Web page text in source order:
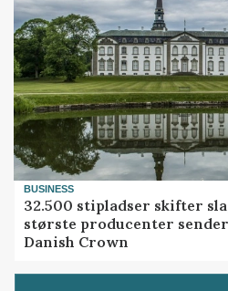
BUSINESS
32.500 stipladser skifter
største producenter
Danish Crown